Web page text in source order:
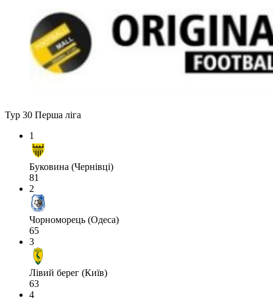
Тур 30 Перша ліга
1
Буковина (Чернівці)
81
2
Чорноморець (Одеса)
65
3
Лівий берег (Київ)
63
4